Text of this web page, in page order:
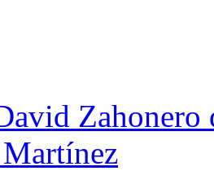
Zahonero